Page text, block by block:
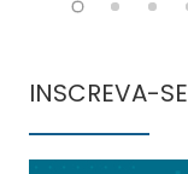
INSCREVA-SE